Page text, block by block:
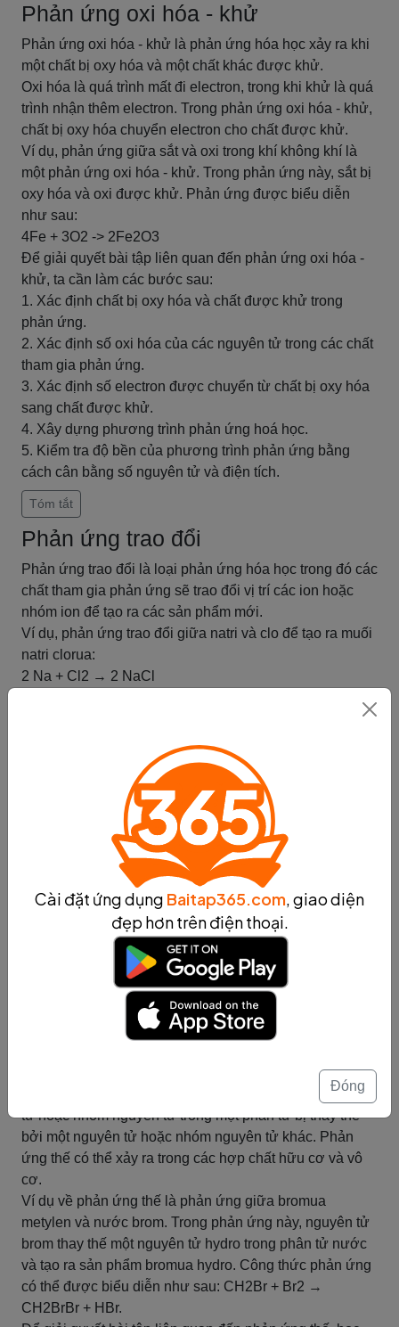
Phản ứng oxi hóa - khử
Phản ứng oxi hóa - khử là phản ứng hóa học xảy ra khi
một chất bị oxy hóa và một chất khác được khử.
Oxi hóa là quá trình mất đi electron, trong khi khử là quá
trình nhận thêm electron. Trong phản ứng oxi hóa - khử,
chất bị oxy hóa chuyển electron cho chất được khử.
Ví dụ, phản ứng giữa sắt và oxi trong khí không khí là
một phản ứng oxi hóa - khử. Trong phản ứng này, sắt bị
oxy hóa và oxi được khử. Phản ứng được biểu diễn
như sau:
4Fe + 3O2 -> 2Fe2O3
Để giải quyết bài tập liên quan đến phản ứng oxi hóa -
khử, ta cần làm các bước sau:
1. Xác định chất bị oxy hóa và chất được khử trong
phản ứng.
2. Xác định số oxi hóa của các nguyên tử trong các chất
tham gia phản ứng.
3. Xác định số electron được chuyển từ chất bị oxy hóa
sang chất được khử.
4. Xây dựng phương trình phản ứng hoá học.
5. Kiểm tra độ bền của phương trình phản ứng bằng
cách cân bằng số nguyên tử và điện tích.
Tóm tắt
Phản ứng trao đổi
Phản ứng trao đổi là loại phản ứng hóa học trong đó các
chất tham gia phản ứng sẽ trao đổi vị trí các ion hoặc
nhóm ion để tạo ra các sản phẩm mới.
Ví dụ, phản ứng trao đổi giữa natri và clo để tạo ra muối
natri clorua:
2 Na + Cl2 → 2 NaCl
2. Viết phương trình hóa học của phản ứng trao đổi.
3. Xác định loại phản ứng trao đổi theo các quy tắc của
4. Tính toán số mol các chất tham gia và sản phẩm
5. Tính toán khối lượng các chất tham gia và sản phẩm
được tạo ra dựa trên số mol và khối lượng mol của
6. Giải quyết các bài tập liên quan đến phản ứng trao
đổi bằng cách áp dụng các công thức và quy tắc của
Phản ứng thế là phản ứng hóa học trong đó một nguyên
tử hoặc nhóm nguyên tử trong một phân tử bị thay thế
bởi một nguyên tử hoặc nhóm nguyên tử khác. Phản
ứng thế có thể xảy ra trong các hợp chất hữu cơ và vô
cơ.
Ví dụ về phản ứng thế là phản ứng giữa bromua
metylen và nước brom. Trong phản ứng này, nguyên tử
brom thay thế một nguyên tử hydro trong phân tử nước
và tạo ra sản phẩm bromua hydro. Công thức phản ứng
có thể được biểu diễn như sau: CH2Br + Br2 →
CH2BrBr + HBr.
Cài đặt ứng dụng Baitap365.com, giao diện
đẹp hơn trên điện thoại.
Đóng